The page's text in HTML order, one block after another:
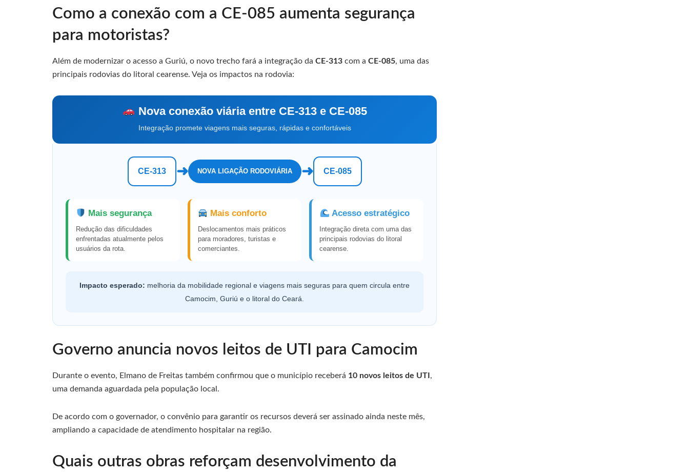
Como a conexão com a CE-085 aumenta segurança
para motoristas?
Além de modernizar o acesso a Guriú, o novo trecho fará a integração da CE-313 com a CE-085, uma das
principais rodovias do litoral cearense. Veja os impactos na rodovia:
Nova conexão viária entre CE-313 e CE-085
Integração promete viagens mais seguras, rápidas e confortáveis
CE-313 ➜ NOVA LIGAÇÃO RODOVIÁRIA ➜ CE-085
Mais segurança
Redução das dificuldades
enfrentadas atualmente pelos
usuários da rota.
Mais conforto
Deslocamentos mais práticos
para moradores, turistas e
comerciantes.
Acesso estratégico
Integração direta com uma das
principais rodovias do litoral
cearense.
Impacto esperado: melhoria da mobilidade regional e viagens mais seguras para quem circula entre
Camocim, Guriú e o litoral do Ceará.
Governo anuncia novos leitos de UTI para Camocim
Durante o evento, Elmano de Freitas também confirmou que o município receberá 10 novos leitos de UTI ,
uma demanda aguardada pela população local.
De acordo com o governador, o convênio para garantir os recursos deverá ser assinado ainda neste mês,
ampliando a capacidade de atendimento hospitalar na região.
Quais outras obras reforçam desenvolvimento da